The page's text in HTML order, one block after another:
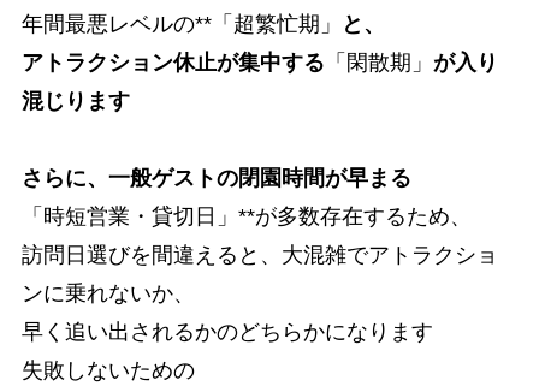
年間最悪レベルの**「超繁忙期」
と、
アトラクション休止が集中する 「閑散期」 が入り
混じります
さらに、一般ゲストの閉園時間が早まる
「時短営業・貸切日」**が多数存在するため、
訪問日選びを間違えると、大混雑でアトラクショ
ンに乗れないか、
早く追い出されるかのどちらかになります
失敗しないための